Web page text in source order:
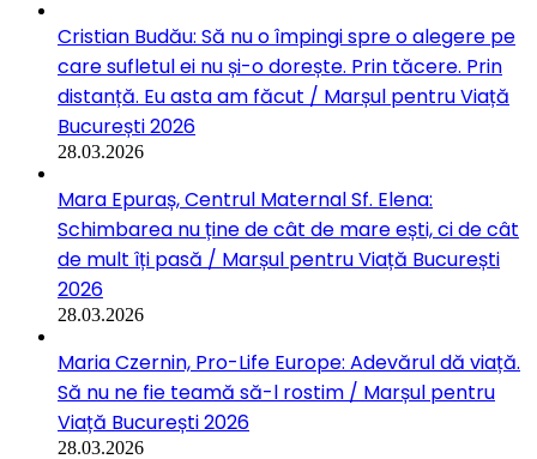
Cristian Budău: Să nu o împingi spre o alegere pe
care sufletul ei nu și-o dorește. Prin tăcere. Prin
distanță. Eu asta am făcut / Marșul pentru Viață
București 2026
28.03.2026
Mara Epuraș, Centrul Maternal Sf. Elena:
Schimbarea nu ține de cât de mare ești, ci de cât
de mult îți pasă / Marșul pentru Viață București
2026
28.03.2026
Maria Czernin, Pro-Life Europe: Adevărul dă viață.
Să nu ne fie teamă să-l rostim / Marșul pentru
Viață București 2026
28.03.2026